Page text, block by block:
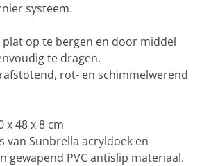
systeem.
plat op te bergen en door middel
te dragen.
rot- en schimmelwerend
x 48 x 8 cm
van Sunbrella acryldoek en
gewapend PVC antislip materiaal.